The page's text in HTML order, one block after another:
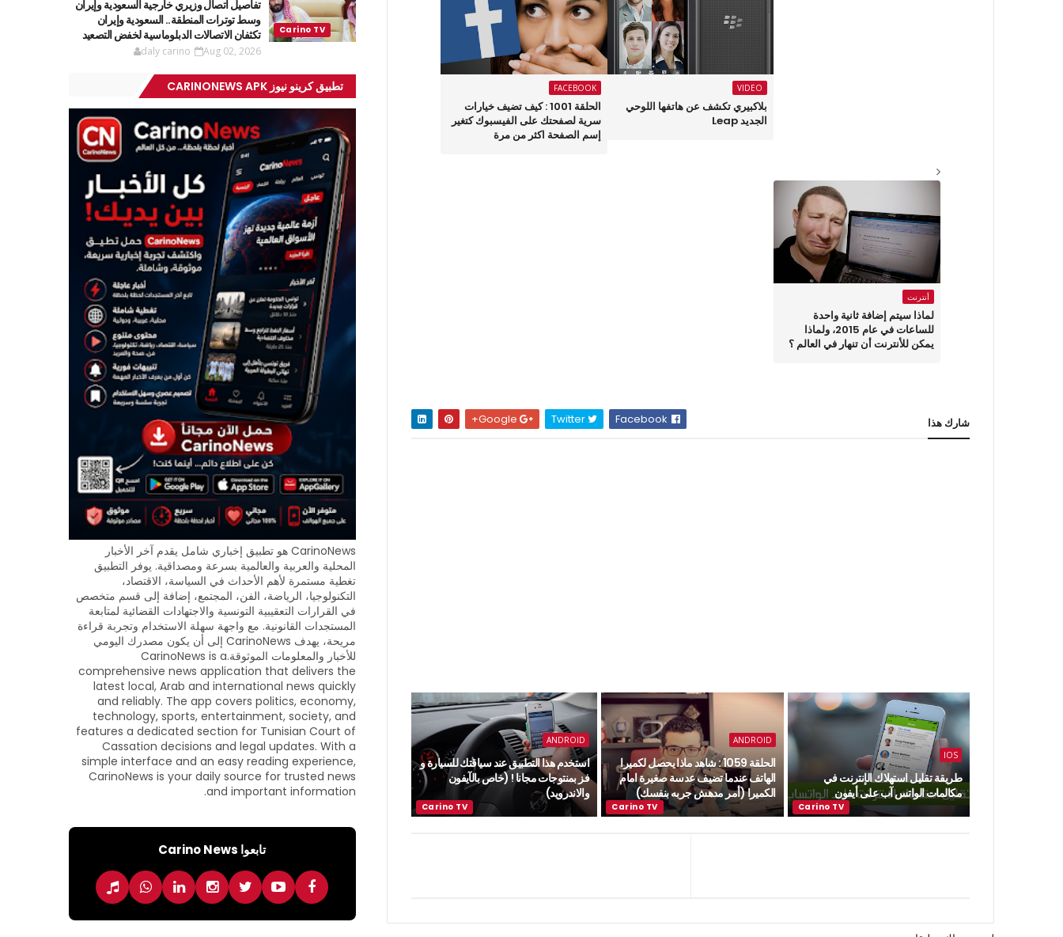
VIDEO
بلاكبيري تكشف عن هاتفها اللوحي
الجديد Leap
FACEBOOK
الحلقة 1001 : كيف تضيف خيارات
سرية لصفحتك على الفيسبوك كتغير
إسم الصفحة اكثر من مرة
أنترنت
لماذا سيتم إضافة ثانية واحدة
للساعات في عام 2015، ولماذا
يمكن للأنترنت أن تنهار في العالم ؟
شارك هذا Twitter
IOS
طريقة تقليل استهلاك الإنترنت في
مكالمات الواتس آب على أيفون
ANDROID
الحلقة 1059 : شاهد ماذا يحصل لكميرا
الهاتف عندما تضيف عدسة صغيرة امام
الكميرا (أمر مدهش جربه بنفسك)
ANDROID
استخدم هذا التطبيق عند سياقتك للسيارة و
فز بمنتوجات مجانا ! (خاص بالآيفون
والاندرويد)
تفاصيل اتصال وزيري خارجية السعودية وإيران
وسط توترات المنطقة.. السعودية وإيران
تكثفان الاتصالات الدبلوماسية لخفض التصعيد
daly carino Aug 02, 2026
تطبيق كرينو نيوز CARINONEWS APK
CarinoNews هو تطبيق إخباري شامل يقدم آخر الأخبار
المحلية والعربية والعالمية بسرعة ومصداقية. يوفر التطبيق
تغطية مستمرة لأهم الأحداث في السياسة، الاقتصاد،
التكنولوجيا، الرياضة، الفن، المجتمع، إضافة إلى قسم متخصص
في القرارات التعقيبية التونسية والاجتهادات القضائية لمتابعة
المستجدات القانونية. مع واجهة سهلة الاستخدام وتجربة قراءة
مريحة، يهدف CarinoNews إلى أن يكون مصدرك اليومي
للأخبار والمعلومات الموثوقة.CarinoNews is a
comprehensive news application that delivers the
latest local, Arab and international news quickly
and reliably. The app covers politics, economy,
technology, sports, entertainment, society, and
features a dedicated section for Tunisian Court of
Cassation decisions and legal updates. With a
simple interface and an easy reading experience,
CarinoNews is your daily source for trusted news
and important information.
تابعوا Carino News